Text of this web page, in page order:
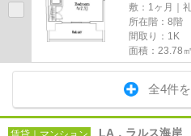
敷：1ヶ月｜
所在階：8階
間取り：1K
面積：23.78㎡
全4件
LA．ラルス海岸